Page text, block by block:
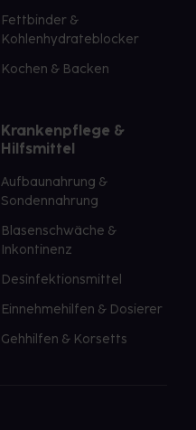
Fettbinder &
Kohlenhydrateblocker
Kochen & Backen
Krankenpflege &
Hilfsmittel
Aufbaunahrung &
Sondennahrung
Blasenschwäche &
Inkontinenz
Desinfektionsmittel
Einnehmehilfen & Dosierer
Gehhilfen & Korsetts